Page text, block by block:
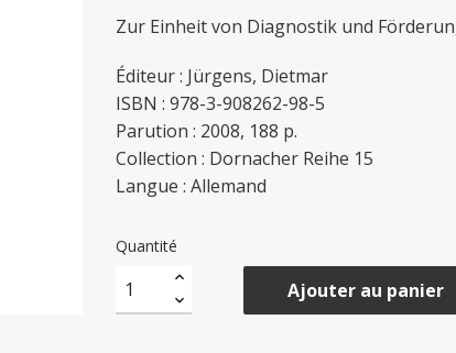
Zur Einheit von Diagnostik und
Éditeur : Jürgens, Dietmar
ISBN : 978-3-908262-98-5
Parution : 2008, 188 p.
Collection : Dornacher Reihe 15
Langue : Allemand
Quantité
Ajouter au panier